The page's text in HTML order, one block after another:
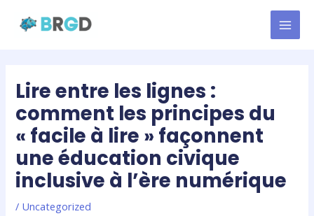
Lire entre les lignes :
comment les principes du
« facile à lire » façonnent
une éducation civique
inclusive à l’ère numérique
/ Uncategorized